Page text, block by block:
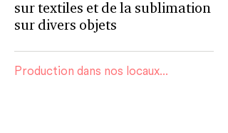
sur textiles et de la sublimation
sur divers objets
Production dans nos locaux…